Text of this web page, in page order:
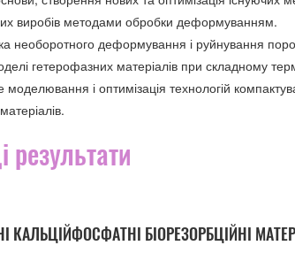
виробів методами обробки деформуванням.
необоротного деформування і руйнування
гетерофазних матеріалів при складному
і оптимізація технологій
результати
КАЛЬЦІЙФОСФАТНІ БІОРЕЗОРБЦІЙНІ